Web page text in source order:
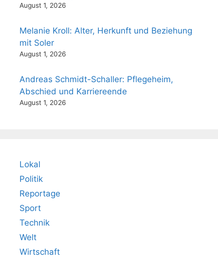
August 1, 2026
Melanie Kroll: Alter, Herkunft und Beziehung
mit Soler
August 1, 2026
Andreas Schmidt-Schaller: Pflegeheim,
Abschied und Karriereende
August 1, 2026
Lokal
Politik
Reportage
Sport
Technik
Welt
Wirtschaft